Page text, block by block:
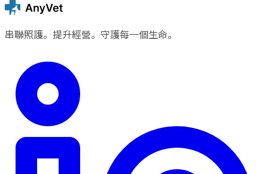
串聯照護。提升經營。守護每一個生命。